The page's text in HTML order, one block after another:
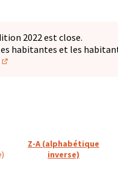
2022 est close.
habitantes et les
Z-A (alphabétique
inverse)